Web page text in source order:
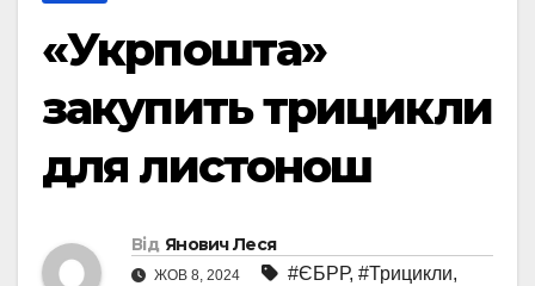
«Укрпошта»
закупить трицикли
для листонош
Від Янович Леся
ЖОВ 8, 2024 #ЄБРР, #Трицикли,